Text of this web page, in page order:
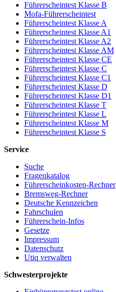
Führerscheintest Klasse B
Mofa-Führerscheintest
Führerscheintest Klasse A
Führerscheintest Klasse A1
Führerscheintest Klasse A2
Führerscheintest Klasse AM
Führerscheintest Klasse CE
Führerscheintest Klasse C
Führerscheintest Klasse C1
Führerscheintest Klasse D
Führerscheintest Klasse D1
Führerscheintest Klasse T
Führerscheintest Klasse L
Führerscheintest Klasse M
Führerscheintest Klasse S
Service
Suche
Fragenkatalog
Führerscheinkosten-Rechner
Bremsweg-Rechner
Deutsche Kennzeichen
Fahrschulen
Führerschein-Infos
Gesetze
Impressum
Datenschutz
Utiq verwalten
Schwesterprojekte